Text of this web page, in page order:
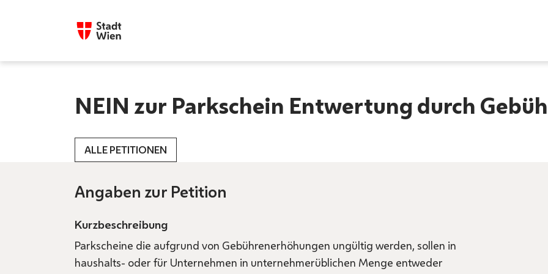
NEIN zur Parkschein Entwertung durch
ALLE PETITIONEN
Angaben zur Petition
Kurzbeschreibung
Parkscheine die aufgrund von Gebührenerhöhungen ungültig werden, sollen in
haushalts- oder für Unternehmen in unternehmerüblichen Menge entweder